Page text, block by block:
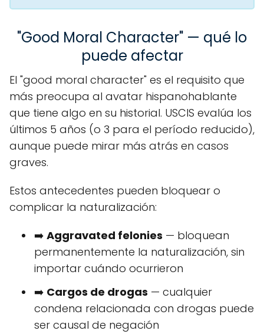
"Good Moral Character" — qué lo
puede afectar
El "good moral character" es el requisito que
más preocupa al avatar hispanohablante
que tiene algo en su historial. USCIS evalúa los
últimos 5 años (o 3 para el período reducido),
aunque puede mirar más atrás en casos
graves.
Estos antecedentes pueden bloquear o
complicar la naturalización:
➡️ Aggravated felonies — bloquean
permanentemente la naturalización, sin
importar cuándo ocurrieron
➡️ Cargos de drogas — cualquier
condena relacionada con drogas puede
ser causal de negación